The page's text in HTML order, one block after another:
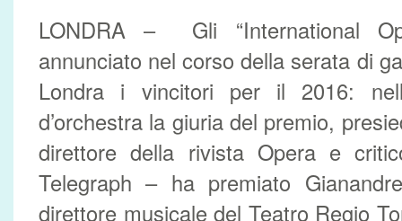
LONDRA – Gli “International
annunciato nel corso della serata di
Londra i vincitori per il 2016:
d’orchestra la giuria del premio,
direttore della rivista Opera e
Telegraph – ha premiato
direttore musicale del Teatro Regio